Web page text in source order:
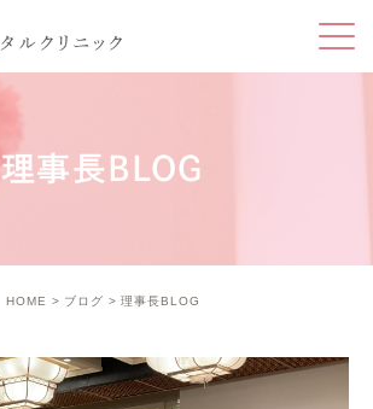
理事長BLOG
HOME ブログ 理事長BLOG